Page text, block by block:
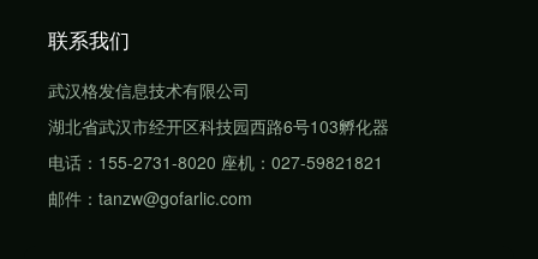
联系我们
武汉格发信息技术有限公司
湖北省武汉市经开区科技园西路6号103孵化器
电话：155-2731-8020 座机：027-59821821
邮件：tanzw@gofarlic.com